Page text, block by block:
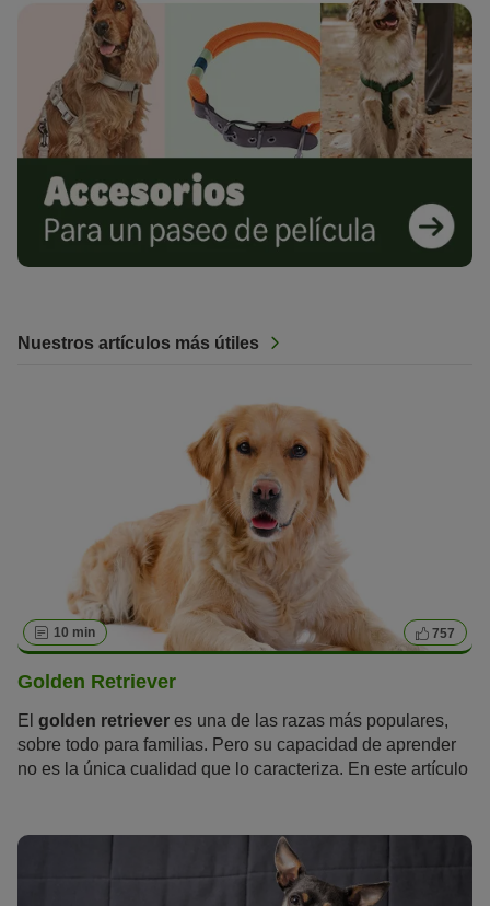
Nuestros artículos más útiles
10 min 757
Golden Retriever
El golden retriever es una de las razas más populares,
sobre todo para familias. Pero su capacidad de aprender
no es la única cualidad que lo caracteriza. En este artículo